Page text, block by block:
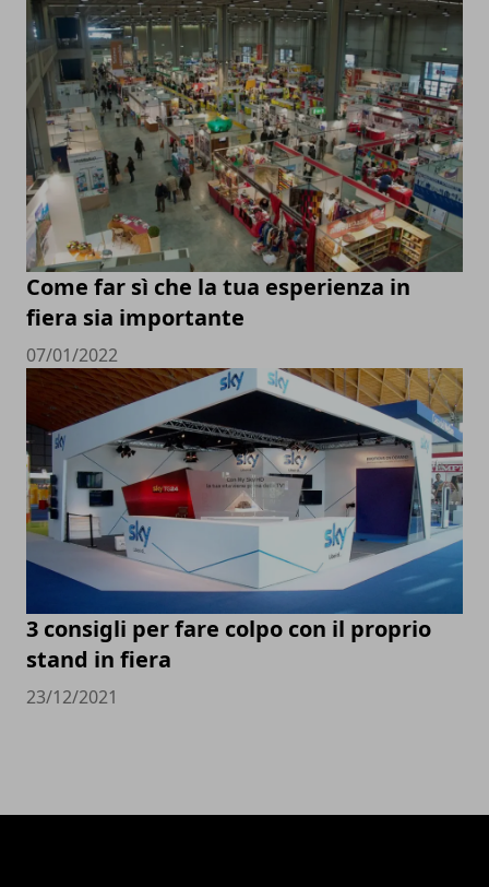
Come far sì che la tua esperienza in
fiera sia importante
07/01/2022
3 consigli per fare colpo con il proprio
stand in fiera
23/12/2021